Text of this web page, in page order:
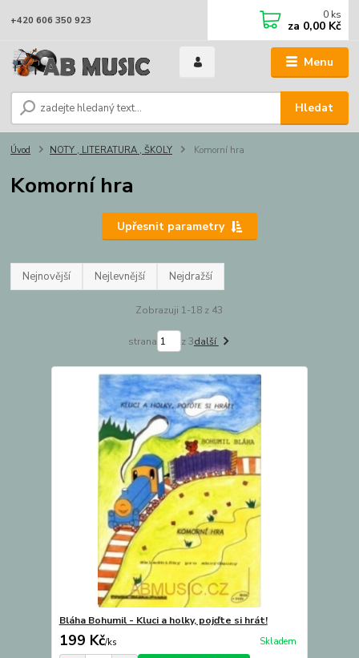
Menu
Hledat
+420 606 350 923 0 ks
za 0,00 Kč
Úvod NOTY , LITERATURA , ŠKOLY Komorní hra
Komorní hra
Upřesnit parametry
Nejnovější Nejlevnější Nejdražší
Zobrazuji 1-18 z 43
strana z 3další
Bláha Bohumil - Kluci a holky, pojďte si hrát!
199 Kč/ks Skladem